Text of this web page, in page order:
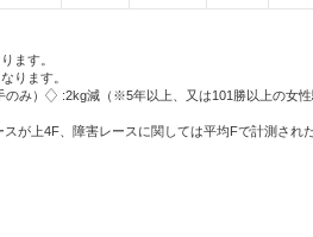
ます。
ります。
み）
:2kg減（※5年以上、又は101勝以上の女
が上4F、障害レースに関しては平均Fで計測され